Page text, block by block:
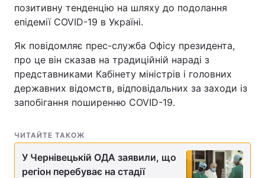
позитивну тенденцію на шляху до подолання
епідемії COVID-19 в Україні.
Як повідомляє прес-служба Офісу президента,
про це він сказав на традиційній нараді з
представниками Кабінету міністрів і головних
державних відомств, відповідальних за заходи із
запобігання поширенню COVID-19.
ЧИТАЙТЕ ТАКОЖ
У Чернівецькій ОДА заявили, що
регіон перебуває на стадії